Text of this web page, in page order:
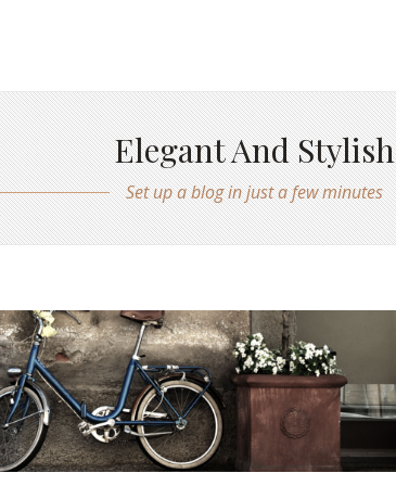
Elegant And Stylish
Set up a blog in just a few minutes